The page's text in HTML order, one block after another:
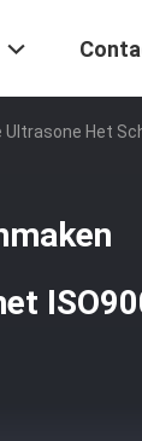
Het